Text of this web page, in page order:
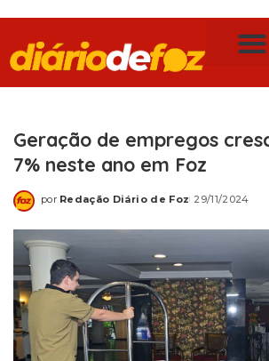
Geração de empregos
7% neste ano em Foz
por Redação Diário de Foz 29/11/2024